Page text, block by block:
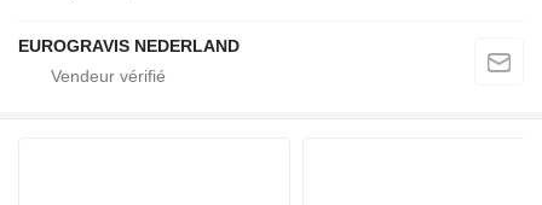
EUROGRAVIS NEDERLAND